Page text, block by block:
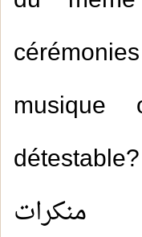
détestable? حضور حفلات فيها
منكرات